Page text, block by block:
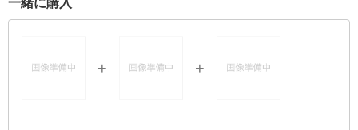
一緒に購入